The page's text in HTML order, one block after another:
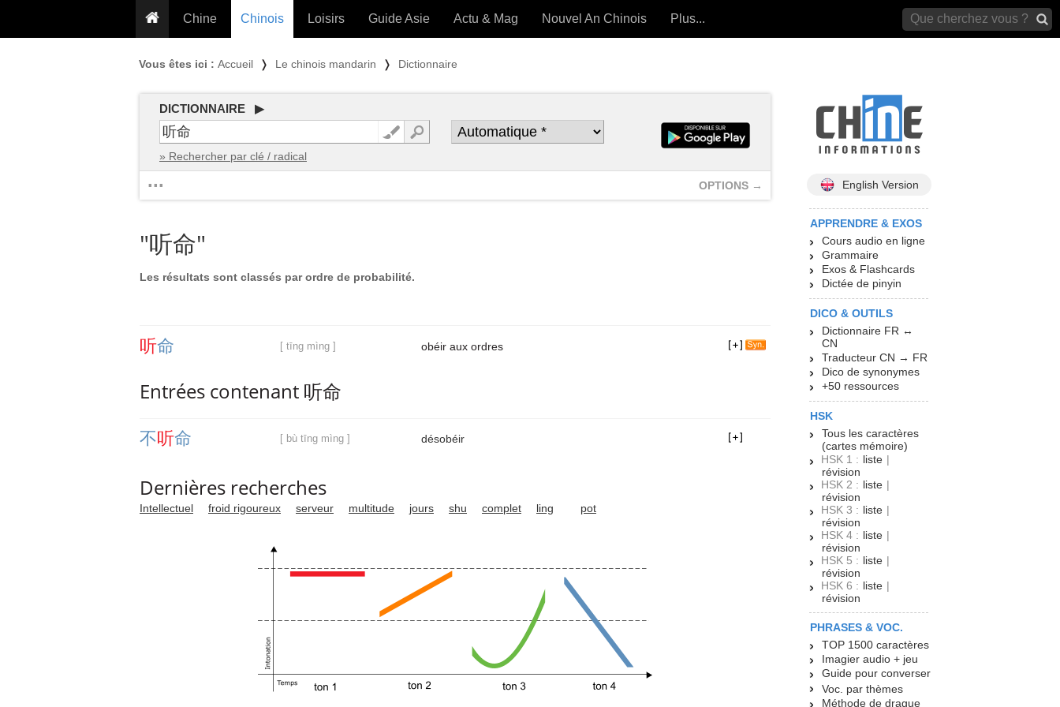
Chine
Conseils voyageurs
Plantes médicinales
Proverbes
Calendrier en ligne
Chinois
Grammaire
Exos & Flashcards
Loisirs
PLUS (24 OUTILS) »
Guide Asie Actu & Mag Nouvel An Chinois Plus...
Vous êtes ici : Accueil ❭ Le chinois mandarin ❭ Dictionnaire
DICTIONNAIRE ▶
» Rechercher par clé / radical
... OPTIONS →
"听命"
Les résultats sont classés par ordre de probabilité.
听命 [ tīng mìng ] obéir aux ordres
Entrées contenant 听命
不听命 [ bù tīng mìng ] désobéir
Dernières recherches
Intellectuel froid rigoureux serveur multitude jours shu complet ling pot
English Version
APPRENDRE & EXOS
Cours audio en ligne
Grammaire
Exos & Flashcards
Dictée de pinyin
DICO & OUTILS
Dictionnaire FR ↔
CN
Traducteur CN → FR
Dico de synonymes
+50 ressources
HSK
Tous les caractères
(cartes mémoire)
HSK 1 : liste |
révision
HSK 2 : liste |
révision
HSK 3 : liste |
révision
HSK 4 : liste |
révision
HSK 5 : liste |
révision
HSK 6 : liste |
révision
PHRASES & VOC.
TOP 1500 caractères
Imagier audio + jeu
Guide pour converser
Voc. par thèmes
Méthode de drague